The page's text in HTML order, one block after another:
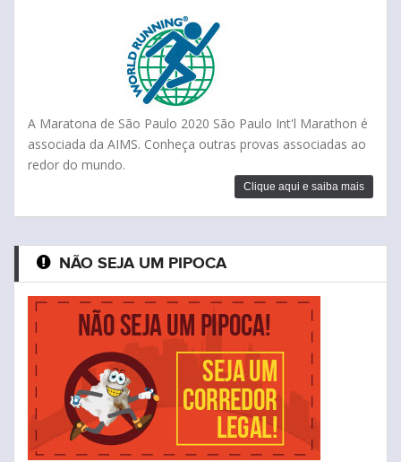
A Maratona de São Paulo 2020 São Paulo Int'l Marathon é
associada da AIMS. Conheça outras provas associadas ao
redor do mundo.
Clique aqui e saiba mais
NÃO SEJA UM PIPOCA